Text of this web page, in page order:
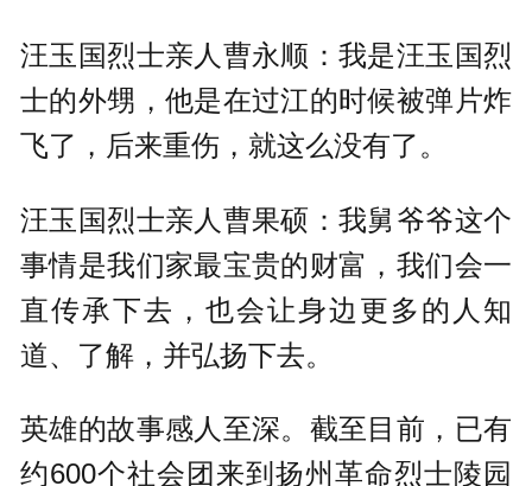
汪玉国烈士亲人曹永顺：我是汪玉国烈
士的外甥，他是在过江的时候被弹片炸
飞了，后来重伤，就这么没有了。
汪玉国烈士亲人曹果硕：我舅爷爷这个
事情是我们家最宝贵的财富，我们会一
直传承下去，也会让身边更多的人知
道、了解，并弘扬下去。
英雄的故事感人至深。截至目前，已有
约600个社会团来到扬州革命烈士陵园